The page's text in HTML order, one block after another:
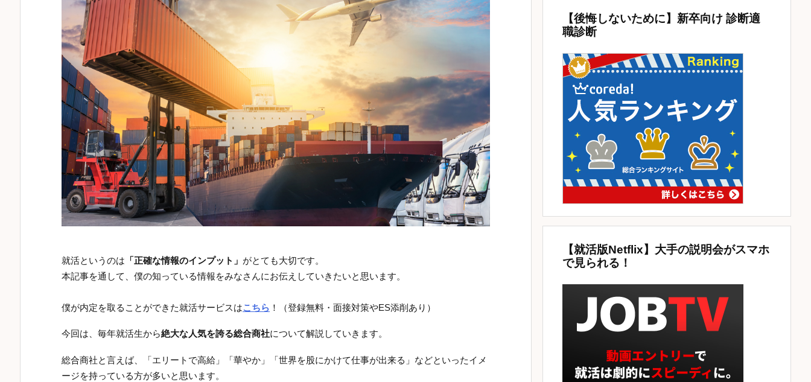
就活というのは 「正確な情報のインプット」 がとても大切です。
本記事を通して、僕の知っている情報をみなさんにお伝えしていきたいと思います。
僕が内定を取ることができた就活サービスはこちら ！（登録無料・面接対策やES添削あり）
今回は、毎年就活生から絶大な人気を誇る総合商社について解説していきます。
総合商社と言えば、「エリートで高給」「華やか」「世界を股にかけて仕事が出来る」などといったイメ
ージを持っている方が多いと思います。
【後悔しないために】新卒向け 診断適
職診断
【就活版Netflix】大手の説明会がスマホ
で見られる！